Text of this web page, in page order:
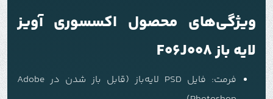
ویژگی‌های محصول اکسسوری آویز
لایه باز F06J008
فرمت: فایل PSD لایه‌باز (قابل باز شدن در Adobe